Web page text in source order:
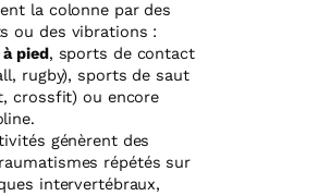
la colonne par des
ou des vibrations :
pied, sports de contact
rugby), sports de saut
crossfit) ou encore
génèrent des
répétés sur
intervertébraux,